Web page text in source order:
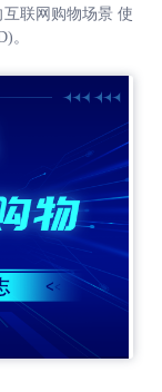
联网购物场景 使
。